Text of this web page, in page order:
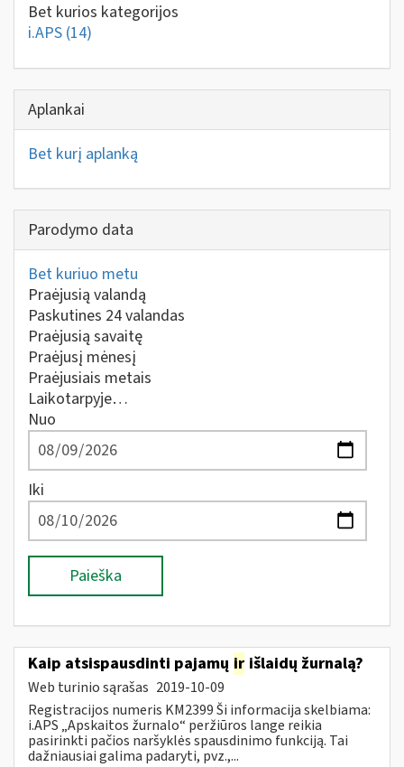
Bet kurios kategorijos
i.APS (14)
Aplankai
Bet kurį aplanką
Parodymo data
Bet kuriuo metu
Praėjusią valandą
Paskutines 24 valandas
Praėjusią savaitę
Praėjusį mėnesį
Praėjusiais metais
Laikotarpyje…
Nuo
Iki
Paieška
Kaip atsispausdinti pajamų ir išlaidų žurnalą?
Web turinio sąrašas 2019-10-09
Registracijos numeris KM2399 Ši informacija skelbiama:
i.APS „Apskaitos žurnalo“ peržiūros lange reikia
pasirinkti pačios naršyklės spausdinimo funkciją. Tai
dažniausiai galima padaryti, pvz.,...